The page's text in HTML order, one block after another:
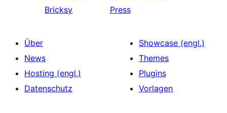
Bricksy
Press
Über
News
Hosting (engl.)
Datenschutz
Showcase (engl.)
Themes
Plugins
Vorlagen